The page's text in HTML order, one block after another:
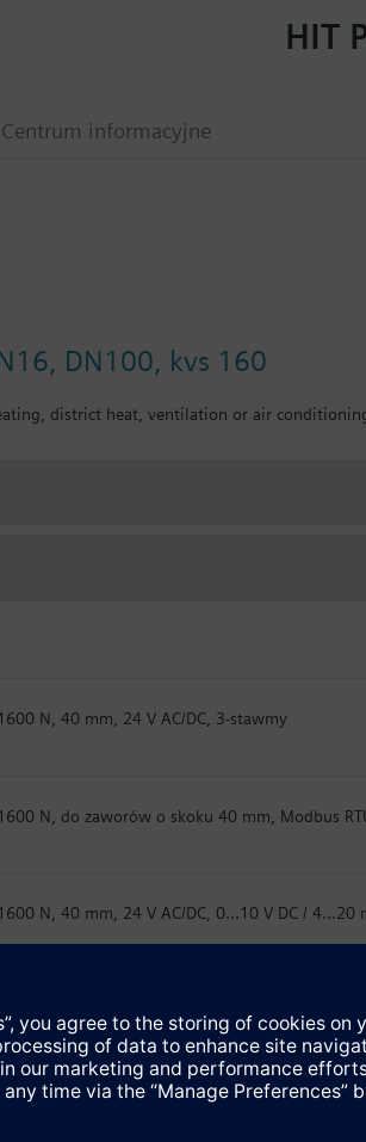
Centrum informacyjne
HIT
DN100, kvs 160
district heat, ventilation or air
N, 40 mm, 24 V AC/DC, 3-stawmy
N, do zaworów o skoku 40 mm, Modbus
N, 40 mm, 24 V AC/DC, 0…10 V DC / 4…20
sprężyny powrotnej do zaworów
0...10 V DC, 120 s, wysoka rodzielczość
N, 40 mm, 230 V AC, 3-stawmy